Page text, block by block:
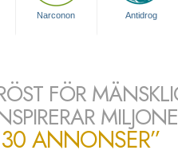
Narconon Antidrog
FÖR
ANNONSER”